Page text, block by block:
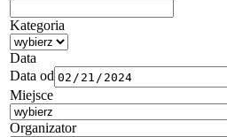
Kategoria
Data
Data od
Miejsce
Organizator